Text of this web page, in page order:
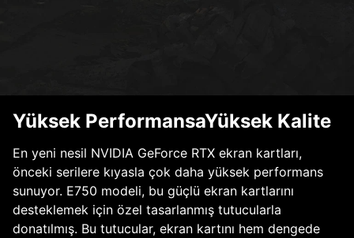
Yüksek PerformansaYüksek Kalite
En yeni nesil NVIDIA GeForce RTX ekran kartları,
önceki serilere kıyasla çok daha yüksek performans
sunuyor. E750 modeli, bu güçlü ekran kartlarını
desteklemek için özel tasarlanmış tutucularla
donatılmış. Bu tutucular, ekran kartını hem dengede